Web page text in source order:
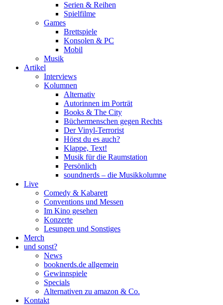
Serien & Reihen
Spielfilme
Games
Brettspiele
Konsolen & PC
Mobil
Musik
Artikel
Interviews
Kolumnen
Alternativ
Autorinnen im Porträt
Books & The City
Büchermenschen gegen Rechts
Der Vinyl-Terrorist
Hörst du es auch?
Klappe, Text!
Musik für die Raumstation
Persönlich
soundnerds – die Musikkolumne
Live
Comedy & Kabarett
Conventions und Messen
Im Kino gesehen
Konzerte
Lesungen und Sonstiges
Merch
und sonst?
News
booknerds.de allgemein
Gewinnspiele
Specials
Alternativen zu amazon & Co.
Kontakt